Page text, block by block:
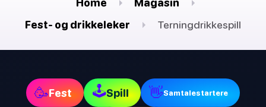
Home
Magasin
Fest- og drikkeleker
Terningdrikkespill
🥳Fest 🕹Spill 👋Samtalestartere